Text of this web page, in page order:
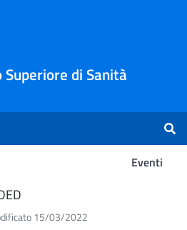
di Sanità
Eventi
15/03/2022